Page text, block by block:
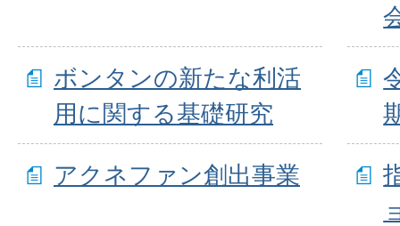
ボンタンの新たな利活
用に関する基礎研究
アクネファン創出事業